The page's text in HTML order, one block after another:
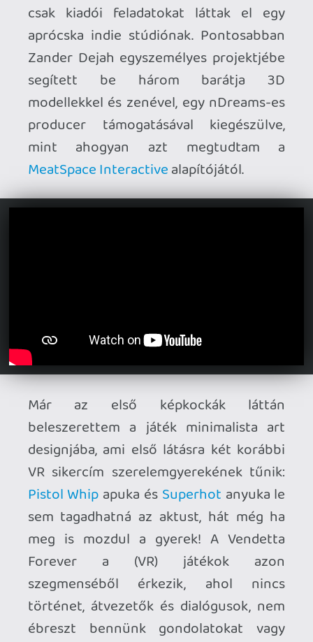
Már az első képkockák láttán
beleszerettem a játék minimalista art
designjába, ami első látásra két korábbi
VR sikercím szerelemgyerekének tűnik:
Pistol Whipapuka és Superhotanyuka le
sem tagadhatná az aktust, hát még ha
meg is mozdul a gyerek! A Vendetta
Forever a (VR) játékok azon
szegmenséből érkezik, ahol nincs
történet, átvezetők és dialógusok, nem
ébreszt bennünk gondolatokat vagy
érzéseket, de a nyers, erőteljes flow-
élménybe csomagolt gunplaytől
kontrollerek és a 360°-os játéktér
kombinációjaként csakis a virtuális
valóságban értelmezhető. Nem tudunk
szabadon helyzetet változtatni, az
ellenfeleinket likvidálva, azok helyére
ugorva átvesszük aktuális fegyvereiket
és így haladunk a relatíve gyorsan
teljesíthető pályákon ellentől-ellenig. A
nagy akcióhősködésben elrejtett logikai
fejtörő teszi teljessé a kihívást, a
hosszabb pályákon likvidálásuk optimális
sorrendje és a villámgyors, hibátlan
kivitelezése egyaránt fontos. A játékidő
néhány órától több napig terjedhet, attól
függően mennyire kattan rá az ember a
több mint 60 pálya minél tökéletesebb,
akár hibátlan teljesítésére. Normál
nehézségi szinten már jócskán
előfordulnak izzasztó küldetések is, de